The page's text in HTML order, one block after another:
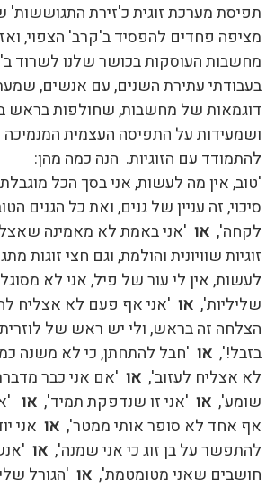
תפיסת מערכת זוגית כ'זירת התגוששות'
מציפה פחדים להפסיד ב'קרב' הצפוי,
מחשבות העוסקות בכושר שלנו לשרוד
בעבודתי עתירת השנים, עם אנשים,
דוגמאות של מחשבות, שחולפות בראש
ושמעידות על התפיסה העצמית
להתמודד עם הזוגיות. הנה כמה מהן:
'טוב, אין מה לעשות, אני בסך הכל
סיכוי, זה עניין של גנים, ואת כל הגנים
לקחה', או 'אני באמת לא מאמינה
זוגיות שוויונית והולמת, וגם חצי זוגות
לעשות, אין לי עור של פיל, אני לא
שליליות', או 'אני אף פעם לא אצליח
הצלחה זה בראש, ולי יש ראש של
בזבל!', או 'חבל להתחתן, כי לא משנה
לא אצליח לעזוב', או 'אם אני כבר
שומע', או 'אני זו שנדפקת תמיד', או
אף אחד לא סופר אותי ממטר', או אני
להתפשר על בן זוג כי אני שמנה', או
חושבים שאני מטומטמת', או 'הגורל